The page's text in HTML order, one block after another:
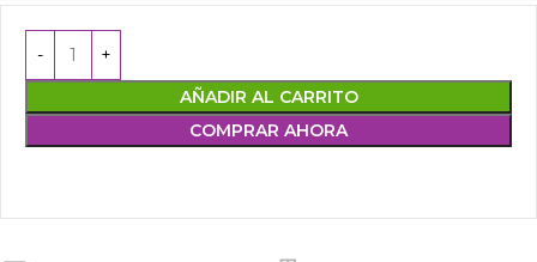
AÑADIR AL CARRITO
COMPRAR AHORA